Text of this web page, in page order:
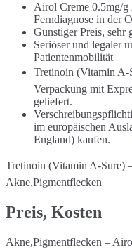
Airol Creme 0.5mg/g
Ferndiagnose in der
Günstiger Preis, sehr
Seriöser und legaler
Patientenmobilität
Tretinoin (Vitamin A-
Verpackung mit
geliefert.
im europäischen
England) kaufen.
Tretinoin (Vitamin A-Sure)
Akne,Pigmentflecken
Preis, Kosten
Akne,Pigmentflecken –